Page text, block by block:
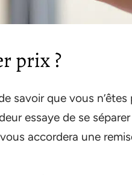
prix ?
savoir que vous n’êtes
essaye de se
accordera une